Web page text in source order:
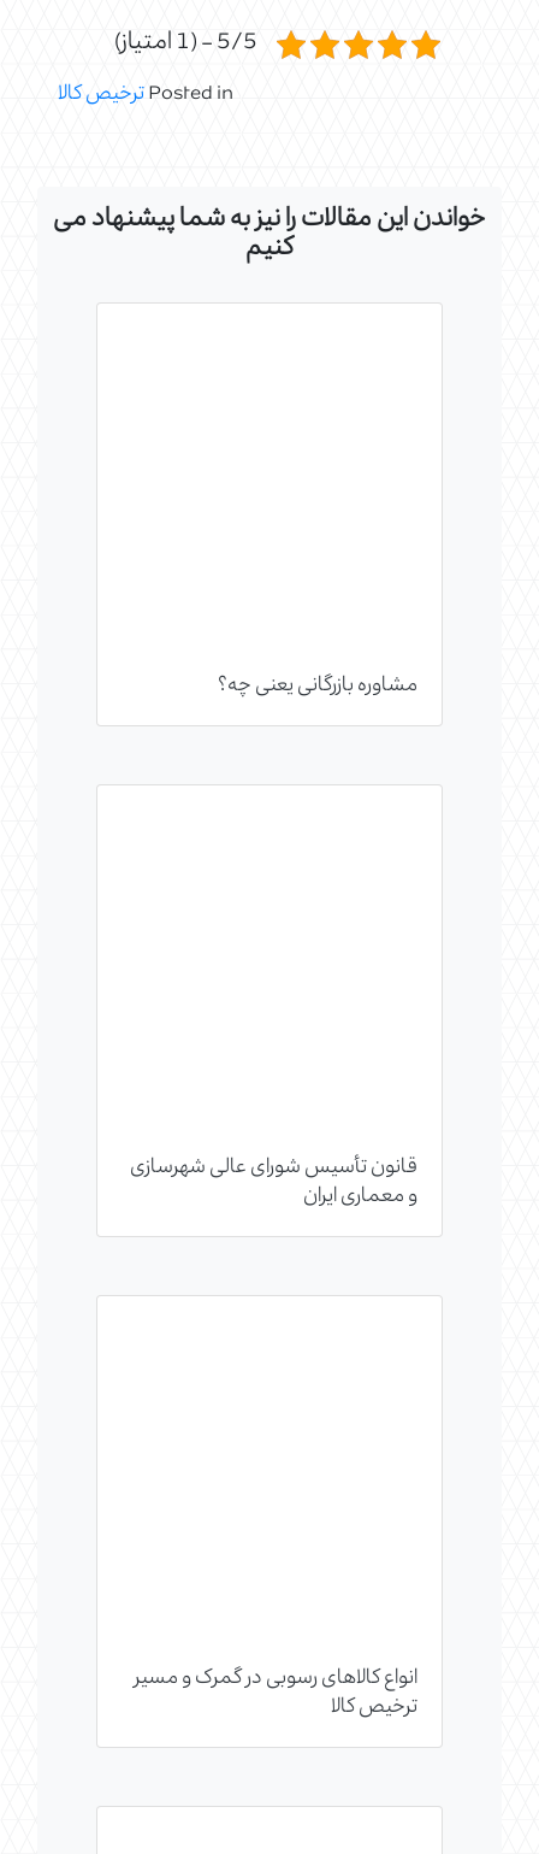
5/5 - (1 امتیاز)
Posted inترخیص کالا
خواندن این مقالات را نیز به شما پیشنهاد می
کنیم
مشاوره بازرگانی یعنی چه؟
قانون تأسیس شورای عالی شهرسازی
و معماری ایران
انواع کالاهای رسوبی در گمرک و مسیر
ترخیص کالا